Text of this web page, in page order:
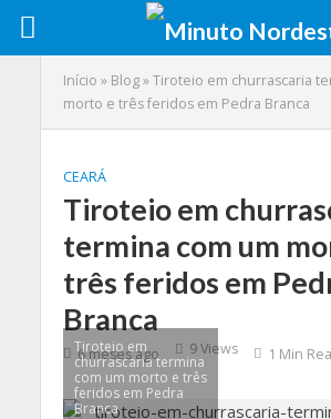
Início » Blog»Tiroteio em churrascaria
morto e três feridos em Pedra Branca
CEARÁ
Tiroteio em
termina com um
três feridos em
Branca
6 meses ago 9 Views 1 Min
Tiroteio em
churrascaria termina
com um morto e três
feridos em Pedra
Branca